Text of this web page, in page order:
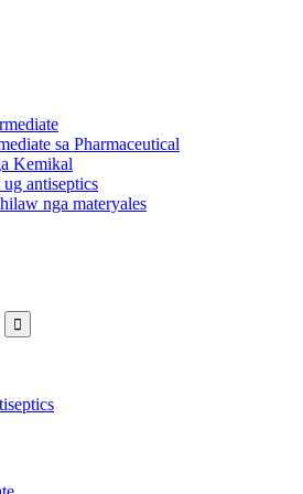
sa Pharmaceutical
Kemikal
antiseptics
nga materyales